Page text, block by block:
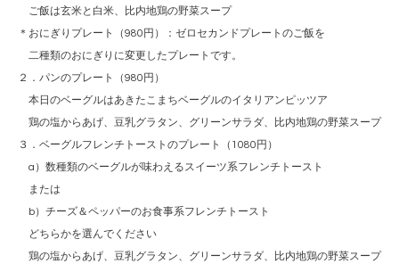
ご飯は玄米と白米、比内地鶏の野菜スープ
＊おにぎりプレート（980円）：ゼロセカンドプレートのご飯を
二種類のおにぎりに変更したプレートです。
２．パンのプレート（980円）
本日のベーグルはあきたこまちベーグルのイタリアンピッツア
鶏の塩からあげ、豆乳グラタン、グリーンサラダ、比内地鶏の野菜スープ
３．ベーグルフレンチトーストのプレート（1080円）
a）数種類のベーグルが味わえるスイーツ系フレンチトースト
または
b）チーズ＆ペッパーのお食事系フレンチトースト
どちらかを選んでください
鶏の塩からあげ、豆乳グラタン、グリーンサラダ、比内地鶏の野菜スープ